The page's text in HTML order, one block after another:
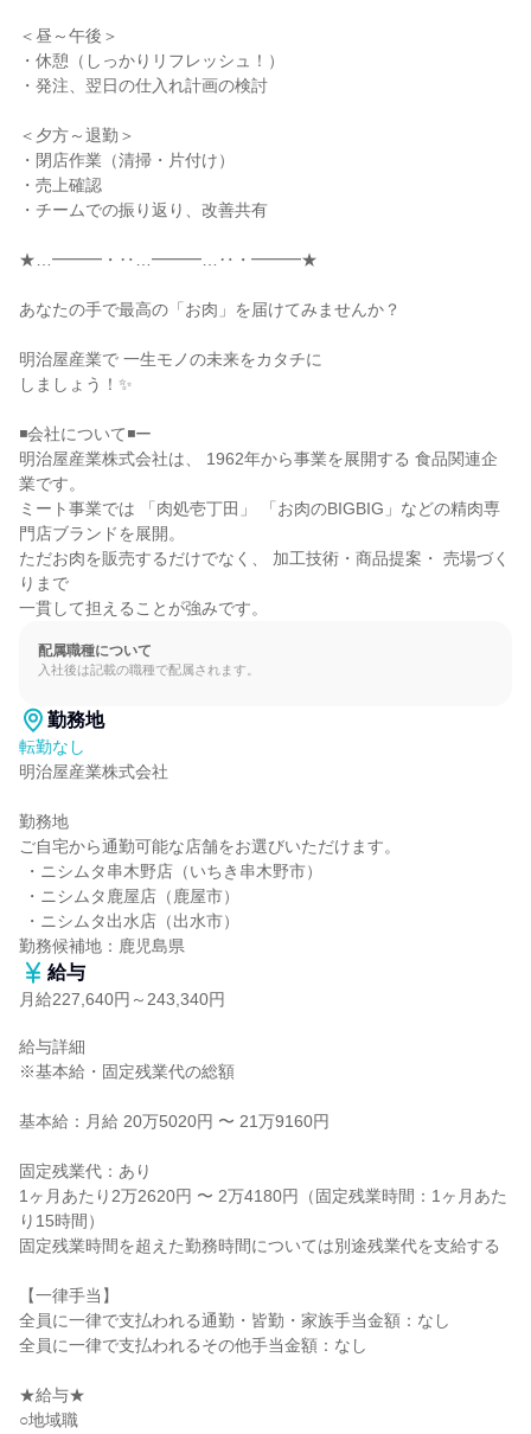
＜昼～午後＞
・休憩（しっかりリフレッシュ！）
・発注、翌日の仕入れ計画の検討
＜夕方～退勤＞
・閉店作業（清掃・片付け）
・売上確認
・チームでの振り返り、改善共有
★…━━━・‥…━━━…‥・━━━★
あなたの手で最高の「お肉」を届けてみませんか？
明治屋産業で 一生モノの未来をカタチに
しましょう！✨
◾️会社について◾️ー
明治屋産業株式会社は、 1962年から事業を展開する 食品関連企
業です。
ミート事業では 「肉処壱丁田」 「お肉のBIGBIG」などの精肉専
門店ブランドを展開。
ただお肉を販売するだけでなく、 加工技術・商品提案・ 売場づく
りまで
一貫して担えることが強みです。
配属職種について
入社後は記載の職種で配属されます。
勤務地
転勤なし
明治屋産業株式会社
勤務地
ご自宅から通勤可能な店舗をお選びいただけます。
勤務候補地：鹿児島県
給与
月給227,640円～243,340円
給与詳細
※基本給・固定残業代の総額
基本給：月給 20万5020円 〜 21万9160円
固定残業代：あり
1ヶ月あたり2万2620円 〜 2万4180円（固定残業時間：1ヶ月あた
り15時間）
固定残業時間を超えた勤務時間については別途残業代を支給する
【一律手当】
全員に一律で支払われる通勤・皆勤・家族手当金額：なし
全員に一律で支払われるその他手当金額：なし
★給与★
○地域職